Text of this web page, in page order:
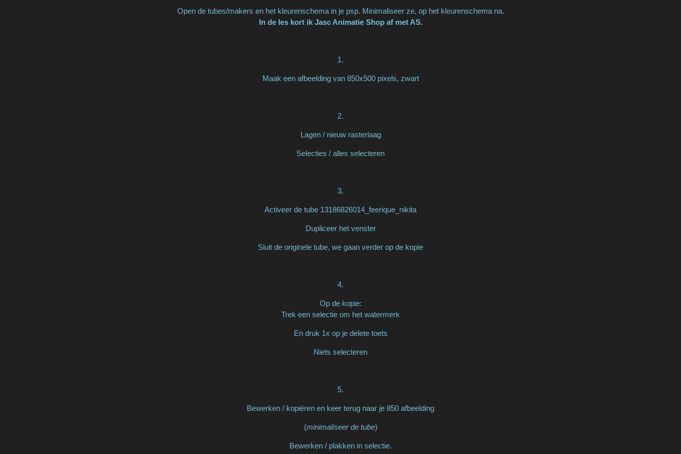
Open de tubes/makers en het kleurenschema in je psp. Minimaliseer ze, op het kleurenschema na.
In de les kort ik Jasc Animatie Shop af met AS.
1.
Maak een afbeelding van 850x500 pixels, zwart
2.
Lagen / nieuw rasterlaag
Selecties / alles selecteren
3.
Activeer de tube 13186826014_feerique_nikita
Dupliceer het venster
Sluit de originele tube, we gaan verder op de kopie
4.
Op de kopie:
Trek een selectie om het watermerk
En druk 1x op je delete toets
Niets selecteren
5.
Bewerken / kopiëren en keer terug naar je 850 afbeelding
(minimaliseer de tube)
Bewerken / plakken in selectie.